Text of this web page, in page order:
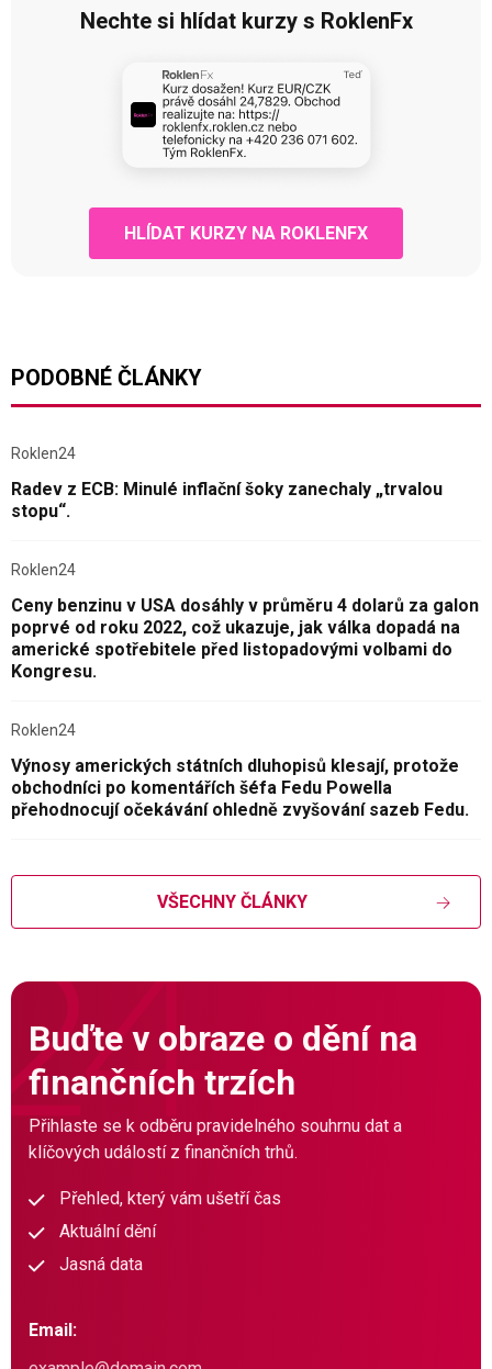
Nechte si hlídat kurzy s RoklenFx
HLÍDAT KURZY NA ROKLENFX
PODOBNÉ ČLÁNKY
Roklen24
Radev z ECB: Minulé inflační šoky zanechaly „trvalou
stopu“.
Roklen24
Ceny benzinu v USA dosáhly v průměru 4 dolarů za galon
poprvé od roku 2022, což ukazuje, jak válka dopadá na
americké spotřebitele před listopadovými volbami do
Kongresu.
Roklen24
Výnosy amerických státních dluhopisů klesají, protože
obchodníci po komentářích šéfa Fedu Powella
přehodnocují očekávání ohledně zvyšování sazeb Fedu.
VŠECHNY ČLÁNKY
Buďte v obraze o dění na
finančních trzích
Přihlaste se k odběru pravidelného souhrnu dat a
klíčových událostí z finančních trhů.
Přehled, který vám ušetří čas
Aktuální dění
Jasná data
Email: